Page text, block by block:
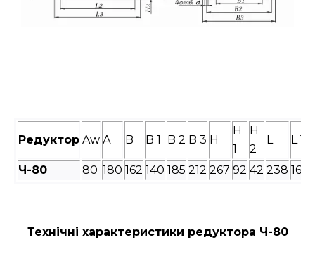
Редуктор Aw А B B 1 B 2 B 3 H
H
1
H
2
L L 1
Ч-80 80 180 162 140 185 212 267 92 42 238 160
Технічні характеристики редуктора Ч-80